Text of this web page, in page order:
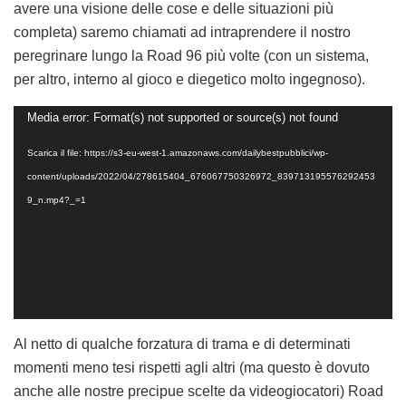
avere una visione delle cose e delle situazioni più
completa) saremo chiamati ad intraprendere il nostro
peregrinare lungo la Road 96 più volte (con un sistema,
per altro, interno al gioco e diegetico molto ingegnoso).
Video
Media error: Format(s) not supported or source(s) not found
Scarica il file: https://s3-eu-west-1.amazonaws.com/dailybestpubblici/wp-
content/uploads/2022/04/278615404_676067750326972_839713195576292453
9_n.mp4?_=1
Al netto di qualche forzatura di trama e di determinati
momenti meno tesi rispetti agli altri (ma questo è dovuto
anche alle nostre precipue scelte da videogiocatori) Road